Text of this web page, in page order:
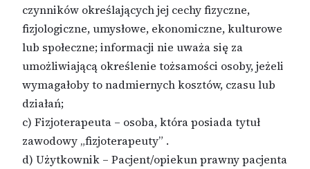
czynników określających jej cechy fizyczne,
fizjologiczne, umysłowe, ekonomiczne, kulturowe
lub społeczne; informacji nie uważa się za
umożliwiającą określenie tożsamości osoby, jeżeli
wymagałoby to nadmiernych kosztów, czasu lub
działań;
c) Fizjoterapeuta – osoba, która posiada tytuł
zawodowy „fizjoterapeuty” .
d) Użytkownik – Pacjent/opiekun prawny pacjenta